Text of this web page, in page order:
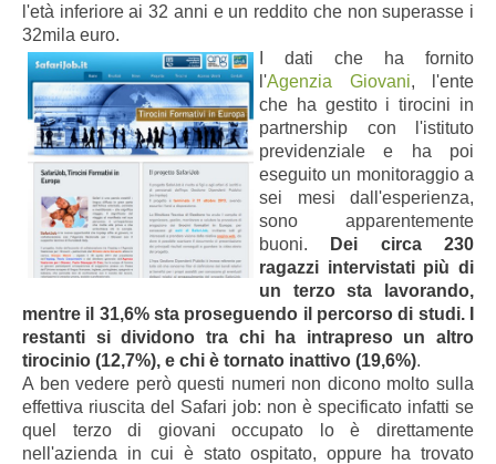
l'età inferiore ai 32 anni e un reddito che non superasse i
32mila euro.
I dati che ha fornito
l'Agenzia Giovani, l'ente
che ha gestito i tirocini in
partnership con l'istituto
previdenziale e ha poi
eseguito un monitoraggio a
sei mesi dall'esperienza,
sono apparentemente
buoni.
Dei circa 230
ragazzi intervistati più di
un terzo sta lavorando,
mentre il 31,6% sta proseguendo il percorso di studi. I
restanti si dividono tra chi ha intrapreso un altro
tirocinio (12,7%), e chi è tornato inattivo (19,6%).
A ben vedere però questi numeri non dicono molto sulla
effettiva riuscita del Safari job: non è specificato infatti se
quel terzo di giovani occupato lo è direttamente
nell'azienda in cui è stato ospitato, oppure ha trovato